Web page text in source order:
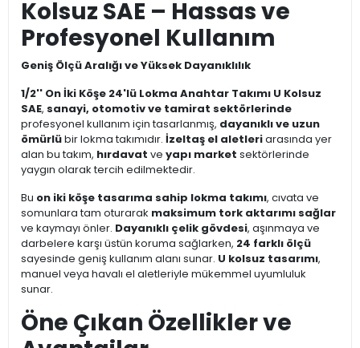
Kolsuz SAE – Hassas ve
Profesyonel Kullanım
Geniş Ölçü Aralığı ve Yüksek Dayanıklılık
1/2'' On İki Köşe 24'lü Lokma Anahtar Takımı U Kolsuz
SAE, sanayi, otomotiv ve tamirat sektörlerinde
profesyonel kullanım için tasarlanmış, dayanıklı ve uzun
ömürlübir lokma takımıdır. İzeltaş el aletleriarasında yer
alan bu takım, hırdavat ve yapı market sektörlerinde
yaygın olarak tercih edilmektedir.
Bu on iki köşe tasarıma sahip lokma takımı, cıvata ve
somunlara tam oturarak maksimum tork aktarımı sağlar
ve kaymayı önler. Dayanıklı çelik gövdesi, aşınmaya ve
darbelere karşı üstün koruma sağlarken, 24 farklı ölçü
sayesinde geniş kullanım alanı sunar. U kolsuz tasarımı,
manuel veya havalı el aletleriyle mükemmel uyumluluk
sunar.
Öne Çıkan Özellikler ve